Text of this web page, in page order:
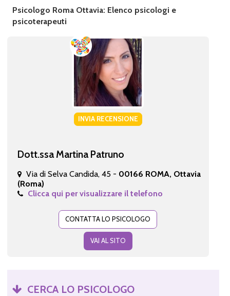
Psicologo Roma Ottavia: Elenco psicologi e
psicoterapeuti
INVIA RECENSIONE
Dott.ssa Martina Patruno
Via di Selva Candida, 45 - 00166 ROMA, Ottavia
(Roma)
Clicca qui per visualizzare il telefono
CONTATTA LO PSICOLOGO
VAI AL SITO
CERCA LO PSICOLOGO